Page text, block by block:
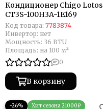
Кондиционер Chigo Lotos
CT3S-100H3A-1E169
Код товара: 7783874
Инвертор: нет
Мощность: 36 BTU
Площадь: на 100 м²
0
В корзину
−26%